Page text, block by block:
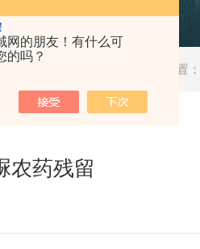
网的朋友！有什么可
的吗？
当前位置
农药残留